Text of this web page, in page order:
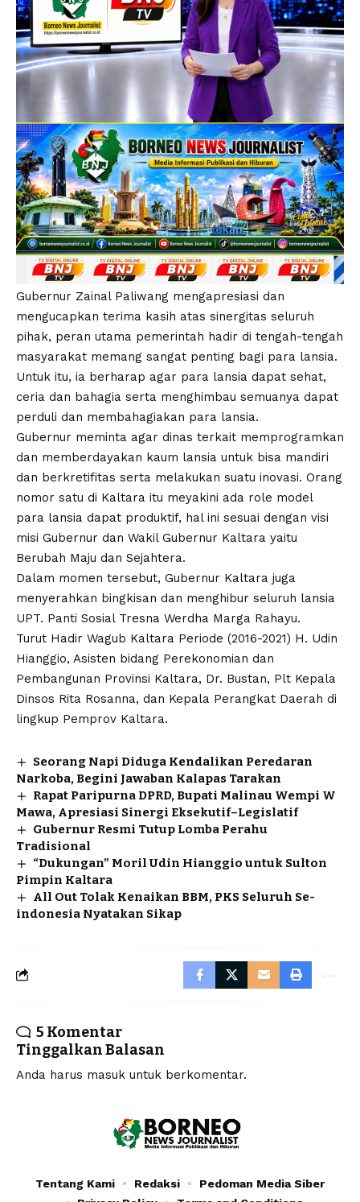
Gubernur Zainal Paliwang mengapresiasi dan
mengucapkan terima kasih atas sinergitas seluruh
pihak, peran utama pemerintah hadir di tengah-tengah
masyarakat memang sangat penting bagi para lansia.
Untuk itu, ia berharap agar para lansia dapat sehat,
ceria dan bahagia serta menghimbau semuanya dapat
perduli dan membahagiakan para lansia.
Gubernur meminta agar dinas terkait memprogramkan
dan memberdayakan kaum lansia untuk bisa mandiri
dan berkretifitas serta melakukan suatu inovasi. Orang
nomor satu di Kaltara itu meyakini ada role model
para lansia dapat produktif, hal ini sesuai dengan visi
misi Gubernur dan Wakil Gubernur Kaltara yaitu
Berubah Maju dan Sejahtera.
Dalam momen tersebut, Gubernur Kaltara juga
menyerahkan bingkisan dan menghibur seluruh lansia
UPT. Panti Sosial Tresna Werdha Marga Rahayu.
Turut Hadir Wagub Kaltara Periode (2016-2021) H. Udin
Hianggio, Asisten bidang Perekonomian dan
Pembangunan Provinsi Kaltara, Dr. Bustan, Plt Kepala
Dinsos Rita Rosanna, dan Kepala Perangkat Daerah di
lingkup Pemprov Kaltara.
Seorang Napi Diduga Kendalikan Peredaran
Narkoba, Begini Jawaban Kalapas Tarakan
Rapat Paripurna DPRD, Bupati Malinau Wempi W
Mawa, Apresiasi Sinergi Eksekutif–Legislatif
Gubernur Resmi Tutup Lomba Perahu
Tradisional
“Dukungan” Moril Udin Hianggio untuk Sulton
Pimpin Kaltara
All Out Tolak Kenaikan BBM, PKS Seluruh Se-
indonesia Nyatakan Sikap
5 Komentar
Tinggalkan Balasan
Anda harus masuk untuk berkomentar.
Tentang Kami Redaksi
Pedoman Media Siber